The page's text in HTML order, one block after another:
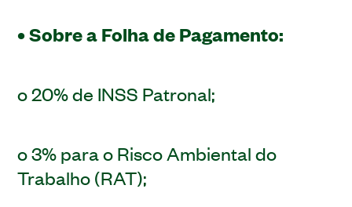
• Sobre a Folha de Pagamento:
o 20% de INSS Patronal;
o 3% para o Risco Ambiental do
Trabalho (RAT);